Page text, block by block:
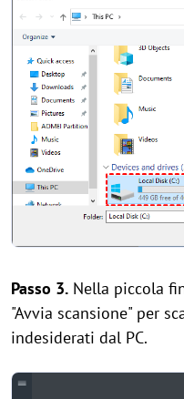
Passo 3. Nella piccola
"Avvia scansione" per
indesiderati dal PC.